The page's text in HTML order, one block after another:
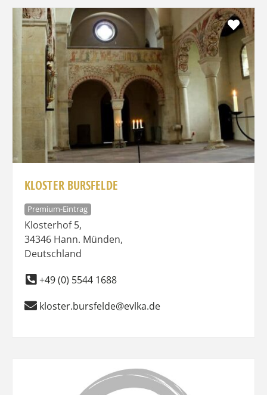
KLOSTER BURSFELDE
Premium-Eintrag
Klosterhof 5,
34346 Hann. Münden,
Deutschland
+49 (0) 5544 1688
kloster.bursfelde@evlka.de